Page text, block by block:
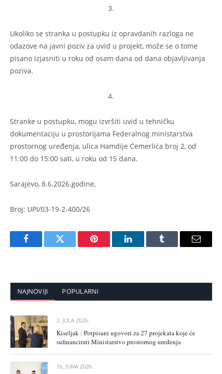
3.
Ukoliko se stranka u postupku iz opravdanih razloga ne
odazove na javni poziv za uvid u projekt, može se o tome
pisano izjasniti u roku od osam dana od dana objavljivanja
poziva.
4.
Stranke u postupku, mogu izvršiti uvid u tehničku
dokumentaciju u prostorijama Federalnog ministarstva
prostornog uređenja, ulica Hamdije Ćemerlića broj 2, od
11:00 do 15:00 sati, u roku od 15 dana.
Sarajevo, 8.6.2026.godine,
Broj: UPI/03-19-2-400/26
FacebookTwitter Pinterest LinkedInTumblr Email
NAJNOVIJI POPULARNI
2. JULA 2026.
Kiseljak : Potpisani ugovori za 27 projekata koje će
sufinancirati Ministarstvo prostornog uređenja
16. JUNA 2026.